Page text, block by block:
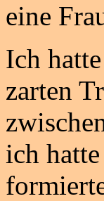
eine
Ich
zarten
ich